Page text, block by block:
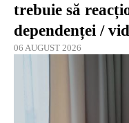
trebuie să
dependenței /
06 AUGUST 2026